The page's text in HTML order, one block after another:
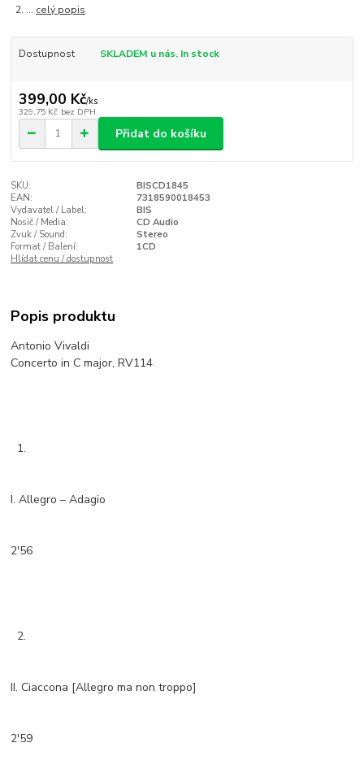
2. ... celý popis
Dostupnost SKLADEM u nás. In stock
399,00 Kč/ks
329,75 Kč bez DPH
Přidat do košíku
SKU:
BISCD1845
EAN:
7318590018453
Vydavatel / Label:
BIS
Nosič / Media:
CD Audio
Zvuk / Sound:
Stereo
Format / Balení:
1CD
Hlídat cenu / dostupnost
Popis produktu
Antonio Vivaldi
Concerto in C major, RV114
1.
I. Allegro – Adagio
2'56
2.
II. Ciaccona [Allegro ma non troppo]
2'59